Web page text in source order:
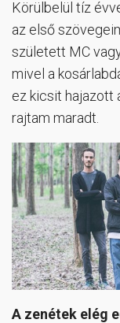
Körülbelül tíz
az első
született MC
mivel a
ez kicsit hajazott
rajtam maradt.
A zenétek elég